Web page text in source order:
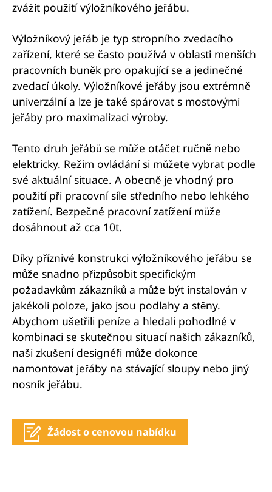
zvážit použití výložníkového jeřábu.
Výložníkový jeřáb je typ stropního zvedacího
zařízení, které se často používá v oblasti menších
pracovních buněk pro opakující se a jedinečné
zvedací úkoly. Výložníkové jeřáby jsou extrémně
univerzální a lze je také spárovat s mostovými
jeřáby pro maximalizaci výroby.
Tento druh jeřábů se může otáčet ručně nebo
elektricky. Režim ovládání si můžete vybrat podle
své aktuální situace. A obecně je vhodný pro
použití při pracovní síle středního nebo lehkého
zatížení. Bezpečné pracovní zatížení může
dosáhnout až cca 10t.
Díky příznivé konstrukci výložníkového jeřábu se
může snadno přizpůsobit specifickým
požadavkům zákazníků a může být instalován v
jakékoli poloze, jako jsou podlahy a stěny.
Abychom ušetřili peníze a hledali pohodlné v
kombinaci se skutečnou situací našich zákazníků,
naši zkušení designéři může dokonce
namontovat jeřáby na stávající sloupy nebo jiný
nosník jeřábu.
Žádost o cenovou nabídku